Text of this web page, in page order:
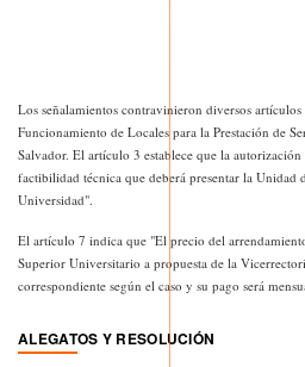
Los señalamientos contravinieron diversos
Funcionamiento de Locales para la Prestación de
Salvador. El artículo 3 establece que la autorización
factibilidad técnica que deberá presentar la Unidad
Universidad".
El artículo 7 indica que "El precio del
Superior Universitario a propuesta de la
correspondiente según el caso y su pago será
ALEGATOS Y RESOLUCIÓN